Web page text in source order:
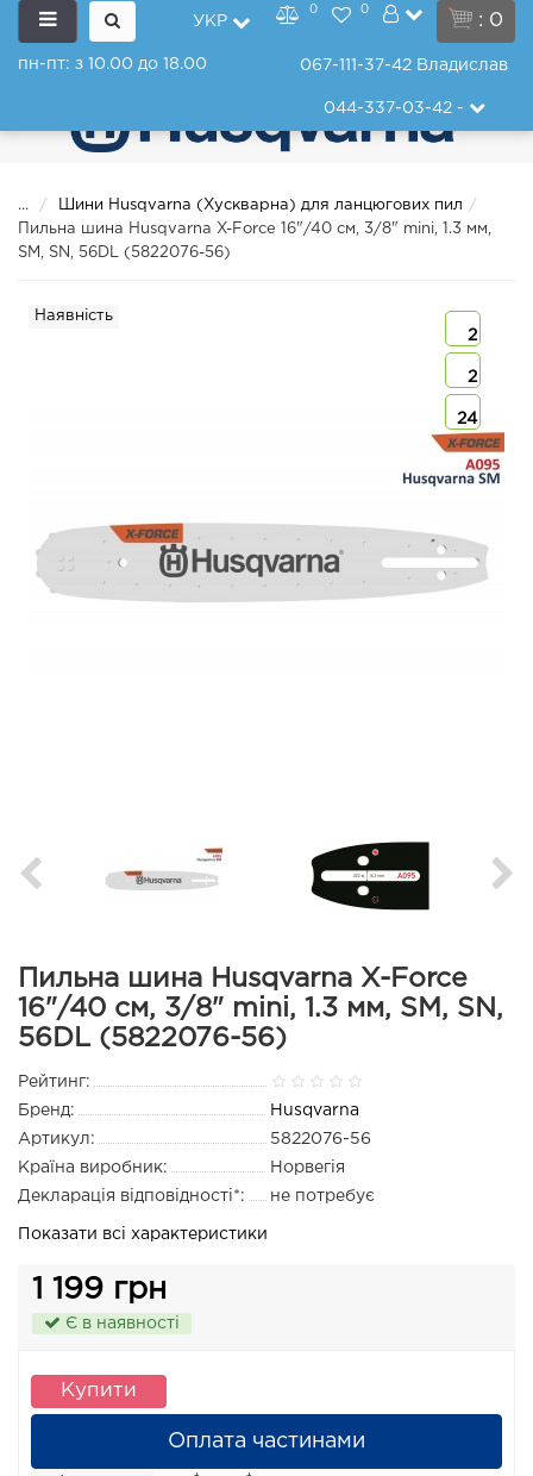
: 0
УКР
0 0
пн-пт: з 10.00 до 18.00 067-111-37-42 Владислав
044-337-03-42-
...
Шини Husqvarna (Хускварна) для ланцюгових пил
Пильна шина Husqvarna X-Force 16"/40 см, 3/8" mini, 1.3 мм,
SM, SN, 56DL (5822076-56)
2
2
24
Наявність
Пильна шина Husqvarna X-Force
16"/40 см, 3/8" mini, 1.3 мм, SM, SN,
56DL (5822076-56)
Рейтинг:
Бренд:
Husqvarna
Артикул:
5822076-56
Країна виробник:
Норвегія
Декларація відповідності*:
не потребує
Показати всі характеристики
1 199 грн
Є в наявності
Купити
Оплата частинами